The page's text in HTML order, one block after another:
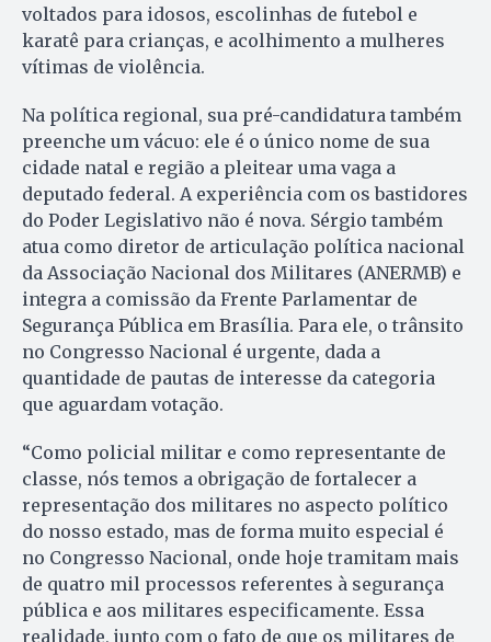
voltados para idosos, escolinhas de futebol e
karatê para crianças, e acolhimento a mulheres
vítimas de violência.
Na política regional, sua pré-candidatura também
preenche um vácuo: ele é o único nome de sua
cidade natal e região a pleitear uma vaga a
deputado federal. A experiência com os bastidores
do Poder Legislativo não é nova. Sérgio também
atua como diretor de articulação política nacional
da Associação Nacional dos Militares (ANERMB) e
integra a comissão da Frente Parlamentar de
Segurança Pública em Brasília. Para ele, o trânsito
no Congresso Nacional é urgente, dada a
quantidade de pautas de interesse da categoria
que aguardam votação.
“Como policial militar e como representante de
classe, nós temos a obrigação de fortalecer a
representação dos militares no aspecto político
do nosso estado, mas de forma muito especial é
no Congresso Nacional, onde hoje tramitam mais
de quatro mil processos referentes à segurança
pública e aos militares especificamente. Essa
realidade, junto com o fato de que os militares de